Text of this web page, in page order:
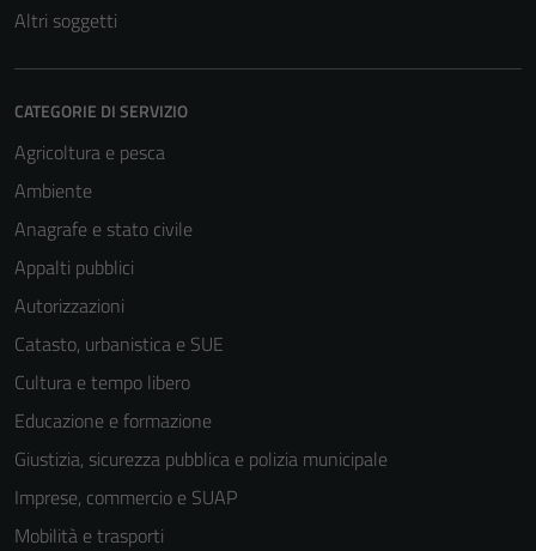
Altri soggetti
CATEGORIE DI SERVIZIO
Agricoltura e pesca
Ambiente
Anagrafe e stato civile
Appalti pubblici
Autorizzazioni
Catasto, urbanistica e SUE
Cultura e tempo libero
Educazione e formazione
Giustizia, sicurezza pubblica e polizia municipale
Imprese, commercio e SUAP
Mobilità e trasporti